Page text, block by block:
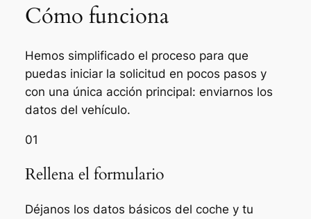
Cómo funciona
Hemos simplificado el proceso para que
puedas iniciar la solicitud en pocos pasos y
con una única acción principal: enviarnos los
datos del vehículo.
01
Rellena el formulario
Déjanos los datos básicos del coche y tu